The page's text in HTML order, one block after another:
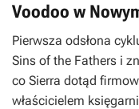
Voodoo w
Pierwsza odsłona
Sins of the Fathers i
co Sierra dotąd
właścicielem